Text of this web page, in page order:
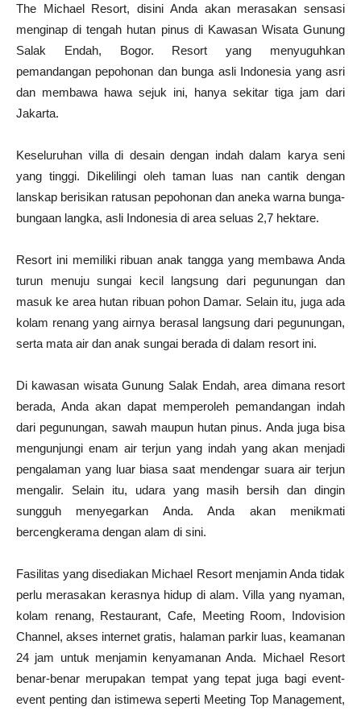
The Michael Resort, disini Anda akan merasakan sensasi
menginap di tengah hutan pinus di Kawasan Wisata Gunung
Salak Endah, Bogor. Resort yang menyuguhkan
pemandangan pepohonan dan bunga asli Indonesia yang asri
dan membawa hawa sejuk ini, hanya sekitar tiga jam dari
Jakarta.
Keseluruhan villa di desain dengan indah dalam karya seni
yang tinggi. Dikelilingi oleh taman luas nan cantik dengan
lanskap berisikan ratusan pepohonan dan aneka warna bunga-
bungaan langka, asli Indonesia di area seluas 2,7 hektare.
Resort ini memiliki ribuan anak tangga yang membawa Anda
turun menuju sungai kecil langsung dari pegunungan dan
masuk ke area hutan ribuan pohon Damar. Selain itu, juga ada
kolam renang yang airnya berasal langsung dari pegunungan,
serta mata air dan anak sungai berada di dalam resort ini.
Di kawasan wisata Gunung Salak Endah, area dimana resort
berada, Anda akan dapat memperoleh pemandangan indah
dari pegunungan, sawah maupun hutan pinus. Anda juga bisa
mengunjungi enam air terjun yang indah yang akan menjadi
pengalaman yang luar biasa saat mendengar suara air terjun
mengalir. Selain itu, udara yang masih bersih dan dingin
sungguh menyegarkan Anda. Anda akan menikmati
bercengkerama dengan alam di sini.
Fasilitas yang disediakan Michael Resort menjamin Anda tidak
perlu merasakan kerasnya hidup di alam. Villa yang nyaman,
kolam renang, Restaurant, Cafe, Meeting Room, Indovision
Channel, akses internet gratis, halaman parkir luas, keamanan
24 jam untuk menjamin kenyamanan Anda. Michael Resort
benar-benar merupakan tempat yang tepat juga bagi event-
event penting dan istimewa seperti Meeting Top Management,